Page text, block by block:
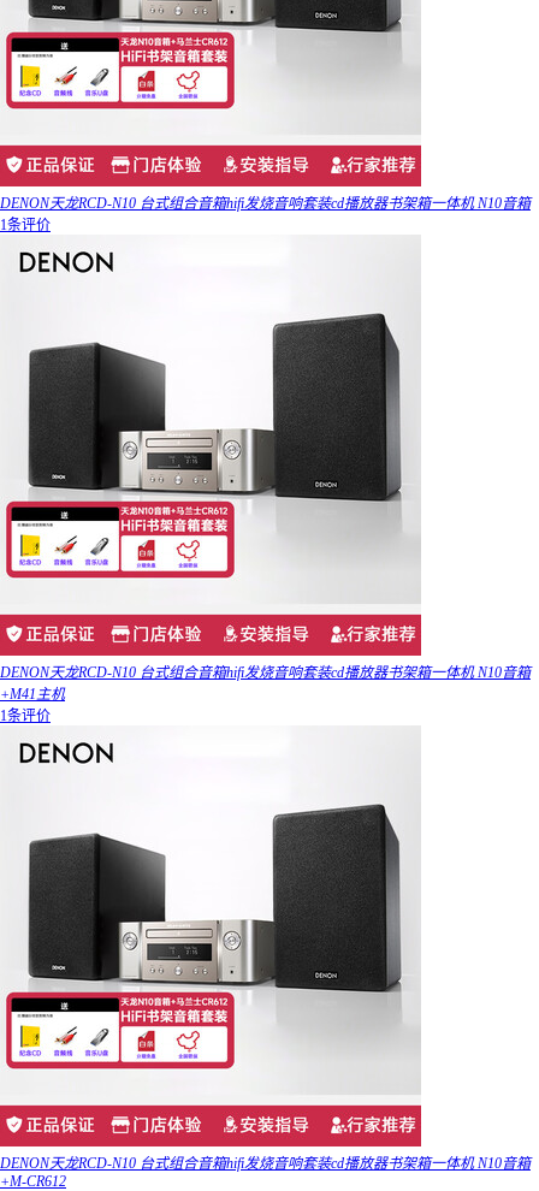
DENON天龙RCD-N10 台式组合音箱hifi发烧音响套装cd播放器书架箱一体机 N10音箱
1条评价
DENON天龙RCD-N10 台式组合音箱hifi发烧音响套装cd播放器书架箱一体机 N10音箱
+M41主机
1条评价
DENON天龙RCD-N10 台式组合音箱hifi发烧音响套装cd播放器书架箱一体机 N10音箱
+M-CR612